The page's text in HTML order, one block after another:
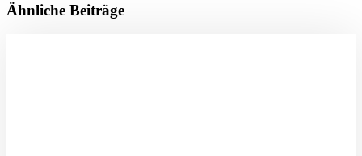
Ähnliche Beiträge